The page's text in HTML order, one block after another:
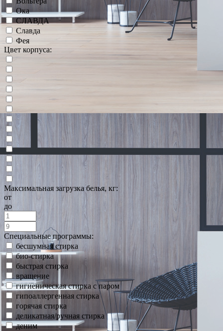
Ока
СЛАВДА
Славда
Фея
Цвет корпуса:
Максимальная загрузка белья, кг:
от
до
Специальные программы:
бесшумная стирка
био-стирка
быстрая стирка
вращение
гигиеническая стирка с паром
гипоаллергенная стирка
горячая стирка
деликатная/ручная стирка
деним